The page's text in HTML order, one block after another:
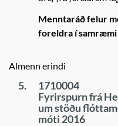
Menntaráð felur
foreldra í samræmi
Almenn erindi
5.
1710004
Fyrirspurn frá
um stöðu
móti 2016